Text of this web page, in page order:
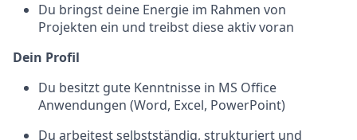
Du bringst deine Energie im Rahmen von
Projekten ein und treibst diese aktiv voran
Dein Profil
Du besitzt gute Kenntnisse in MS Office
Anwendungen (Word, Excel, PowerPoint)
Du arbeitest selbstständig, strukturiert und